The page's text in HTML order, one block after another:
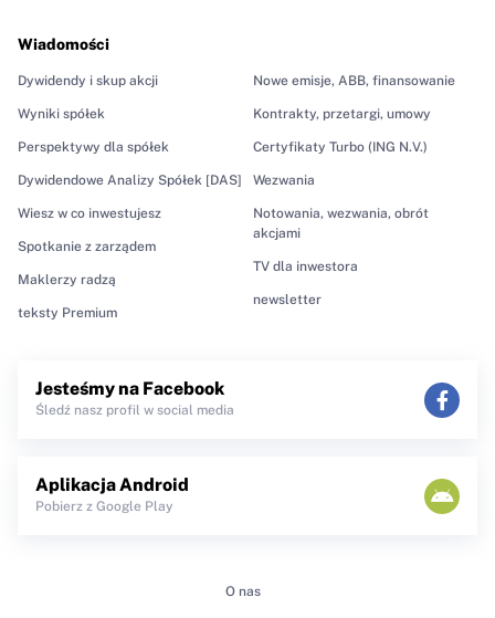
Wiadomości
Dywidendy i skup akcji
Wyniki spółek
Perspektywy dla spółek
Dywidendowe Analizy Spółek [DAS]
Wiesz w co inwestujesz
Spotkanie z zarządem
Maklerzy radzą
teksty Premium
Nowe emisje, ABB, finansowanie
Kontrakty, przetargi, umowy
Certyfikaty Turbo (ING N.V.)
Wezwania
Notowania, wezwania, obrót
akcjami
TV dla inwestora
newsletter
Jesteśmy na Facebook
Śledź nasz profil w social media
Aplikacja Android
Pobierz z Google Play
O nas